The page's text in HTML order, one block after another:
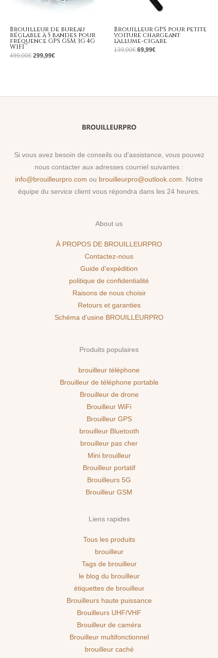
Brouilleur de bureau
réglable à 5 bandes pour
fréquence GPS GSM 3G 4G
WIFI
499,00€ 299,99€
Brouilleur GPS pour petite
voiture chargeant
l’allume-cigare
139,00€ 69,99€
Si vous avez besoin de conseils ou d'assistance, vous pouvez
nous contacter aux adresses courriel suivantes :
info@brouilleurpro.com ou brouilleurpro@outlook.com. Notre
équipe du service client vous répondra dans les 24 heures.
About us
À PROPOS DE BROUILLEURPRO
Contactez-nous
Guide d’expédition
politique de confidentialité
Raisons de nous choisir
Retours et garanties
Schéma d’usine BROUILLEURPRO
Produits populaires
brouilleur téléphone
Brouilleur de téléphone portable
Brouilleur de drone
Brouilleur WiFi
Brouilleur GPS
brouilleur Bluetooth
brouilleur pas cher
Mini brouilleur
Brouilleur portatif
Brouilleurs 5G
Brouilleur GSM
Liens rapides
Tous les produits
brouilleur
Tags de brouilleur
le blog du brouilleur
étiquettes de brouilleur
Brouilleurs haute puissance
Brouilleurs UHF/VHF
Brouilleur de caméra
Brouilleur multifonctionnel
brouilleur caché